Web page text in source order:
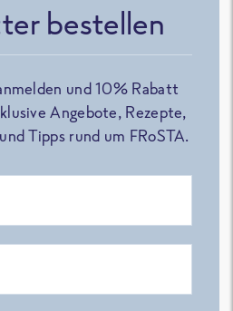
bestellen
und 10% Rabatt
Angebote, Rezepte,
Tipps rund um FRoSTA.